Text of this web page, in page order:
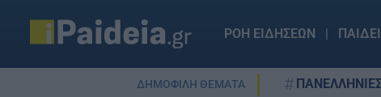
ΡΟΗ ΕΙΔΗΣΕΩΝ
ΔΗΜΟΦΙΛΗ ΘΕΜΑΤΑ